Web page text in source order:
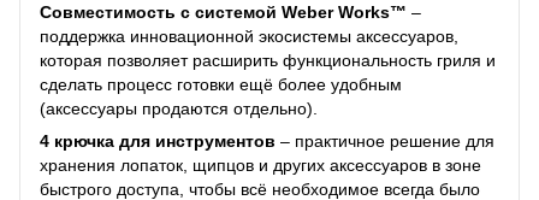
Совместимость с системой Weber Works™ –
поддержка инновационной экосистемы аксессуаров,
которая позволяет расширить функциональность гриля и
сделать процесс готовки ещё более удобным
(аксессуары продаются отдельно).
4 крючка для инструментов – практичное решение для
хранения лопаток, щипцов и других аксессуаров в зоне
быстрого доступа, чтобы всё необходимое всегда было